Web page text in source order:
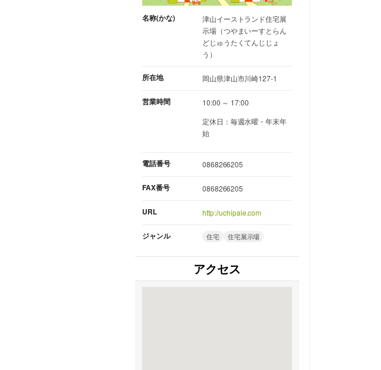
名称(かな)
津山イーストランド住宅展
示場（つやまいーすとらん
どじゅうたくてんじじょ
う）
所在地 岡山県津山市川崎127-1
営業時間
10:00 ～ 17:00
定休日：毎週水曜・年末年
始
電話番号 0868266205
FAX番号 0868266205
URL http://uchipale.com
ジャンル 住宅 住宅展示場
アクセス